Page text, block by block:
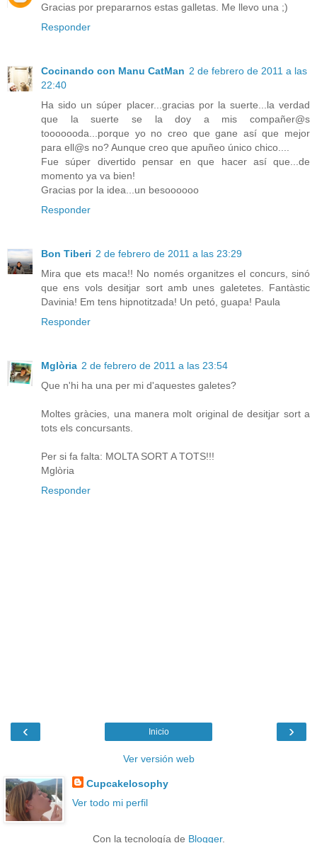
Gracias por prepararnos estas galletas. Me llevo una ;)
Responder
Cocinando con Manu CatMan 2 de febrero de 2011 a las
22:40
Ha sido un súper placer...gracias por la suerte...la verdad
que la suerte se la doy a mis compañer@s
tooooooda...porque yo no creo que gane así que mejor
para ell@s no? Aunque creo que apuñeo único chico....
Fue súper divertido pensar en que hacer así que...de
momento ya va bien!
Gracias por la idea...un besoooooo
Responder
Bon Tiberi 2 de febrero de 2011 a las 23:29
Mira que ets maca!! No només organitzes el concurs, sinó
que ens vols desitjar sort amb unes galetetes. Fantàstic
Davinia! Em tens hipnotitzada! Un petó, guapa! Paula
Responder
Mglòria 2 de febrero de 2011 a las 23:54
Que n'hi ha una per mi d'aquestes galetes?
Moltes gràcies, una manera molt original de desitjar sort a
tots els concursants.
Per si fa falta: MOLTA SORT A TOTS!!!
Mglòria
Responder
‹ ›
Inicio
Ver versión web
Cupcakelosophy
Ver todo mi perfil
Con la tecnología de Blogger.